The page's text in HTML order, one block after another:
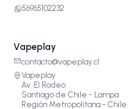
56965102232
Vapeplay
contacto@vapeplay.cl
Vapeplay
Av. El Rodeo
Santiago de Chile - Lampa
Región Metropolitana - Chile